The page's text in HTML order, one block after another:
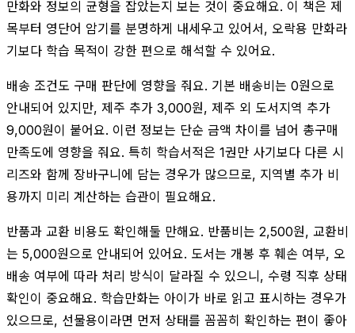
만화와 정보의 균형을 잡았는지 보는 것이 중요해요. 이 책은 제
목부터 영단어 암기를 분명하게 내세우고 있어서, 오락용 만화라
기보다 학습 목적이 강한 편으로 해석할 수 있어요.
배송 조건도 구매 판단에 영향을 줘요. 기본 배송비는 0원으로
안내되어 있지만, 제주 추가 3,000원, 제주 외 도서지역 추가
9,000원이 붙어요. 이런 정보는 단순 금액 차이를 넘어 총구매
만족도에 영향을 줘요. 특히 학습서적은 1권만 사기보다 다른 시
리즈와 함께 장바구니에 담는 경우가 많으므로, 지역별 추가 비
용까지 미리 계산하는 습관이 필요해요.
반품과 교환 비용도 확인해둘 만해요. 반품비는 2,500원, 교환비
는 5,000원으로 안내되어 있어요. 도서는 개봉 후 훼손 여부, 오
배송 여부에 따라 처리 방식이 달라질 수 있으니, 수령 직후 상태
확인이 중요해요. 학습만화는 아이가 바로 읽고 표시하는 경우가
있으므로, 선물용이라면 먼저 상태를 꼼꼼히 확인하는 편이 좋아